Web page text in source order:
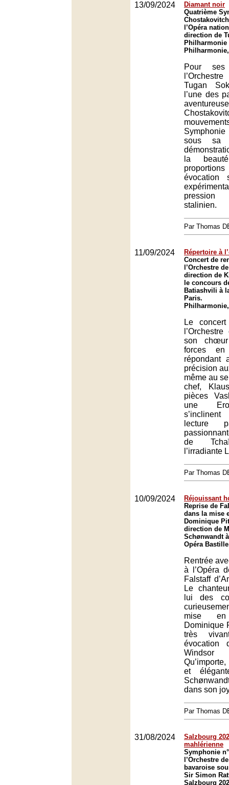
13/09/2024
Diamant noir
Quatrième
l’Opéra
direction de
Philharmonie
Pour
Tugan
l’une des
Symphonie
sous sa
la
évocation
stalinien.
Par Thomas
11/09/2024
Répertoire à
Concert de
l’Orchestre
direction de
le concours
Batiashvili à
Paris.
Le
son
forces
répondant
précision
même au
chef,
pièces
une
lecture
de
l’irradiante
Par Thomas
10/09/2024
Réjouissant
Reprise de
dans la mise
Dominique
direction de
Schønwandt
Opéra
Rentrée
à l’Opéra
Falstaff
Le
lui des
mise
Dominique
très
Windsor
et
dans son
Par Thomas
31/08/2024
Salzbourg
mahlérienne
Symphonie
l’Orchestre
bavaroise
Sir Simon
Salzbourg